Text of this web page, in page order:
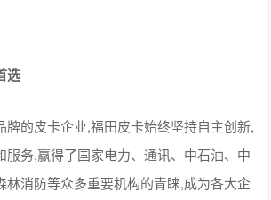
选
的皮卡企业,福田皮卡始终坚持自主创新,
服务,赢得了国家电力、通讯、中石油、中
林消防等众多重要机构的青睐,成为各大企